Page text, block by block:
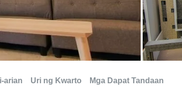
arian Uri ng Kwarto Mga Dapat Tandaan